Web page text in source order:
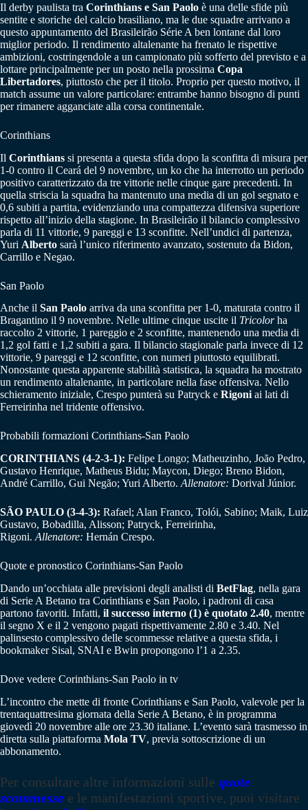
Il derby paulista tra Corinthians e San Paolo è una delle sfide più
sentite e storiche del calcio brasiliano, ma le due squadre arrivano a
questo appuntamento del Brasileirão Série A ben lontane dal loro
miglior periodo. Il rendimento altalenante ha frenato le rispettive
ambizioni, costringendole a un campionato più sofferto del previsto e a
lottare principalmente per un posto nella prossima Copa
Libertadores, piuttosto che per il titolo. Proprio per questo motivo, il
match assume un valore particolare: entrambe hanno bisogno di punti
per rimanere agganciate alla corsa continentale.
Corinthians
Il Corinthians si presenta a questa sfida dopo la sconfitta di misura per
1-0 contro il Ceará del 9 novembre, un ko che ha interrotto un periodo
positivo caratterizzato da tre vittorie nelle cinque gare precedenti. In
quella striscia la squadra ha mantenuto una media di un gol segnato e
0,6 subiti a partita, evidenziando una compattezza difensiva superiore
rispetto all’inizio della stagione. In Brasileirão il bilancio complessivo
parla di 11 vittorie, 9 pareggi e 13 sconfitte. Nell’undici di partenza,
Yuri Alberto sarà l’unico riferimento avanzato, sostenuto da Bidon,
Carrillo e Negao.
San Paolo
Anche il San Paolo arriva da una sconfitta per 1-0, maturata contro il
Bragantino il 9 novembre. Nelle ultime cinque uscite il Tricolorha
raccolto 2 vittorie, 1 pareggio e 2 sconfitte, mantenendo una media di
1,2 gol fatti e 1,2 subiti a gara. Il bilancio stagionale parla invece di 12
vittorie, 9 pareggi e 12 sconfitte, con numeri piuttosto equilibrati.
Nonostante questa apparente stabilità statistica, la squadra ha mostrato
un rendimento altalenante, in particolare nella fase offensiva. Nello
schieramento iniziale, Crespo punterà su Patryck e Rigoni ai lati di
Ferreirinha nel tridente offensivo.
Probabili formazioni Corinthians-San Paolo
CORINTHIANS (4-2-3-1): Felipe Longo; Matheuzinho, João Pedro,
Gustavo Henrique, Matheus Bidu; Maycon, Diego; Breno Bidon,
André Carrillo, Gui Negão; Yuri Alberto. Allenatore: Dorival Júnior.
SÃO PAULO (3-4-3): Rafael; Alan Franco, Tolói, Sabino; Maik, Luiz
Gustavo, Bobadilla, Alisson; Patryck, Ferreirinha,
Rigoni. Allenatore: Hernán Crespo.
Quote e pronostico Corinthians-San Paolo
Dando un’occhiata alle previsioni degli analisti di BetFlag, nella gara
di Serie A Betano tra Corinthians e San Paolo, i padroni di casa
partono favoriti. Infatti, il successo interno (1) è quotato 2.40, mentre
il segno X e il 2 vengono pagati rispettivamente 2.80 e 3.40. Nel
palinsesto complessivo delle scommesse relative a questa sfida, i
bookmaker Sisal, SNAI e Bwin propongono l’1 a 2.35.
Dove vedere Corinthians-San Paolo in tv
L’incontro che mette di fronte Corinthians e San Paolo, valevole per la
trentaquattresima giornata della Serie A Betano, è in programma
giovedì 20 novembre alle ore 23.30 italiane. L’evento sarà trasmesso in
diretta sulla piattaforma Mola TV, previa sottoscrizione di un
abbonamento.
Per consultare altre informazioni sulle quote
scommesse e le manifestazioni sportive, puoi visitare